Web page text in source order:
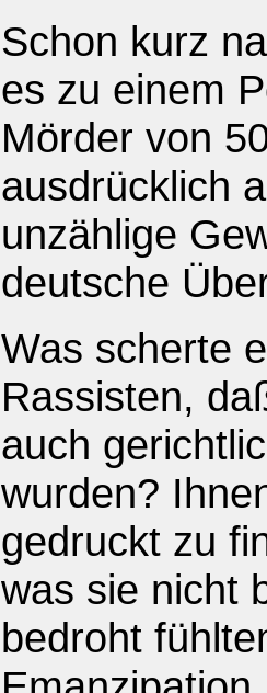
Schon kurz
es zu einem
Mörder von
ausdrücklich
unzählige
deutsche
Was scherte
Rassisten,
auch
wurden?
gedruckt zu
was sie nicht
bedroht